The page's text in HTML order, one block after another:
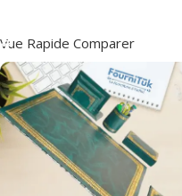
Vue Rapide Comparer